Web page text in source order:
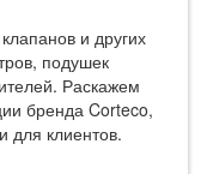
и других
подушек
Раскажем
бренда Corteco,
для клиентов.